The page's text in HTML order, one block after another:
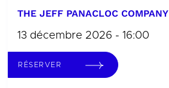
THE JEFF PANACLOC COMPANY
13 décembre 2026 - 16:00
RÉSERVER